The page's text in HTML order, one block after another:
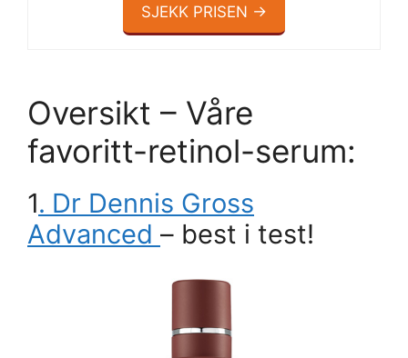
SJEKK PRISEN →
Oversikt – Våre
favoritt-retinol-serum:
1. Dr Dennis Gross
Advanced – best i test!